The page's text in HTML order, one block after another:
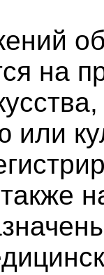
на
или